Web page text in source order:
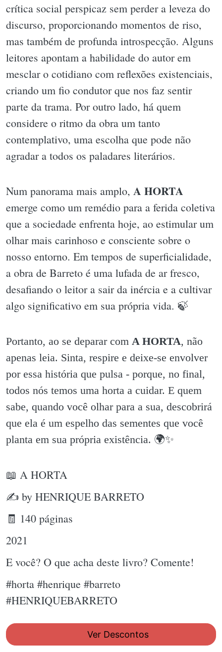
crítica social perspicaz sem perder a leveza do
discurso, proporcionando momentos de riso,
mas também de profunda introspecção. Alguns
leitores apontam a habilidade do autor em
mesclar o cotidiano com reflexões existenciais,
criando um fio condutor que nos faz sentir
parte da trama. Por outro lado, há quem
considere o ritmo da obra um tanto
contemplativo, uma escolha que pode não
agradar a todos os paladares literários.
Num panorama mais amplo, A HORTA
emerge como um remédio para a ferida coletiva
que a sociedade enfrenta hoje, ao estimular um
olhar mais carinhoso e consciente sobre o
nosso entorno. Em tempos de superficialidade,
a obra de Barreto é uma lufada de ar fresco,
desafiando o leitor a sair da inércia e a cultivar
algo significativo em sua própria vida. 🍃
Portanto, ao se deparar com A HORTA, não
apenas leia. Sinta, respire e deixe-se envolver
por essa história que pulsa - porque, no final,
todos nós temos uma horta a cuidar. E quem
sabe, quando você olhar para a sua, descobrirá
que ela é um espelho das sementes que você
planta em sua própria existência. 🌍✨️
📖 A HORTA
✍ by HENRIQUE BARRETO
🧾 140 páginas
2021
E você? O que acha deste livro? Comente!
#horta #henrique #barreto
#HENRIQUEBARRETO
Ver Descontos